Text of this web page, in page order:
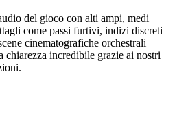
del gioco con alti ampi, medi
come passi furtivi, indizi discreti
cinematografiche orchestrali
chiarezza incredibile grazie ai nostri